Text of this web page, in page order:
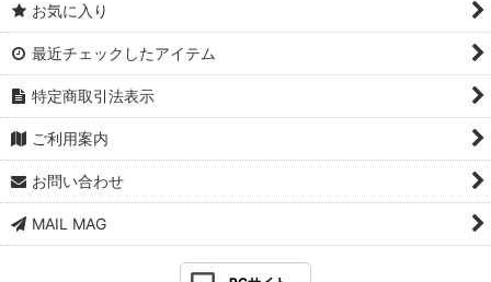
お気に入り
最近チェックしたアイテム
特定商取引法表示
ご利用案内
お問い合わせ
MAIL MAG